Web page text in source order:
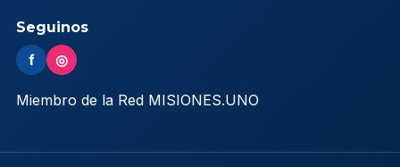
Seguinos
f ◎
Miembro de la Red MISIONES.UNO